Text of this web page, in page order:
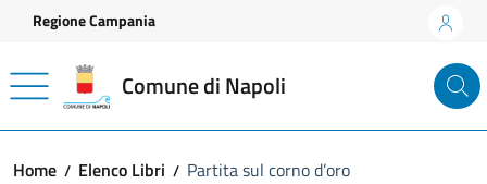
Vai ai contenuti
Vai al footer
Regione Campania
Comune di Napoli
Home Elenco Libri Partita sul corno d’oro